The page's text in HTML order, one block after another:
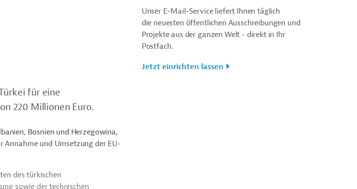
für eine
220 Millionen Euro.
Bosnien und Herzegowina,
Annahme und Umsetzung der EU-
des türkischen
sowie der technischen
Unser E-Mail-Service liefert Ihnen täglich
die neuesten öffentlichen Ausschreibungen und
Projekte aus der ganzen Welt - direkt in Ihr
Postfach.
Jetzt einrichten lassen